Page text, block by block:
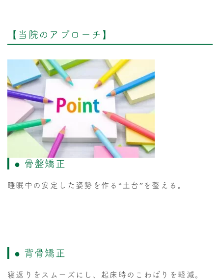
【当院のアプローチ】
● 骨盤矯正
睡眠中の安定した姿勢を作る“土台”を整える。
● 背骨矯正
寝返りをスムーズにし、起床時のこわばりを軽減。